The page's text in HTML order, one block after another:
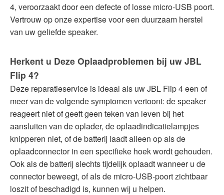
4, veroorzaakt door een defecte of losse micro-USB poort.
Vertrouw op onze expertise voor een duurzaam herstel
van uw geliefde speaker.
Herkent u Deze Oplaadproblemen bij uw JBL
Flip 4?
Deze reparatieservice is ideaal als uw JBL Flip 4 een of
meer van de volgende symptomen vertoont: de speaker
reageert niet of geeft geen teken van leven bij het
aansluiten van de oplader, de oplaadindicatielampjes
knipperen niet, of de batterij laadt alleen op als de
oplaadconnector in een specifieke hoek wordt gehouden.
Ook als de batterij slechts tijdelijk oplaadt wanneer u de
connector beweegt, of als de micro-USB-poort zichtbaar
loszit of beschadigd is, kunnen wij u helpen.